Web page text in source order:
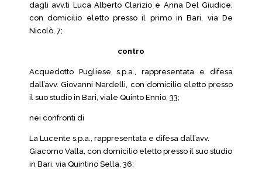
dagli avv.ti Luca Alberto Clarizio e Anna Del Giudice,
con domicilio eletto presso il primo in Bari, via De
Nicolò, 7;
contro
Acquedotto Pugliese s.p.a., rappresentata e difesa
dall’avv. Giovanni Nardelli, con domicilio eletto presso
il suo studio in Bari, viale Quinto Ennio, 33;
nei confronti di
La Lucente s.p.a., rappresentata e difesa dall’avv.
Giacomo Valla, con domicilio eletto presso il suo studio
in Bari, via Quintino Sella, 36;